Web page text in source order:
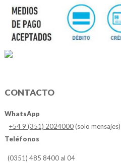
CONTACTO
WhatsApp
+54 9 (351) 2024000(solo mensajes)
Teléfonos
(0351) 485 8400 al 04